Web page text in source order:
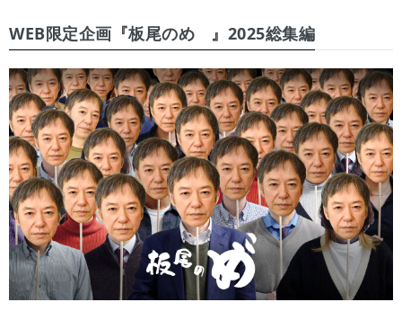
WEB限定企画『板尾のめ゙』2025総集編